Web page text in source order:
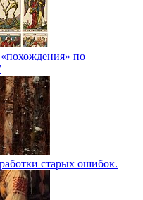
по
старых ошибок.